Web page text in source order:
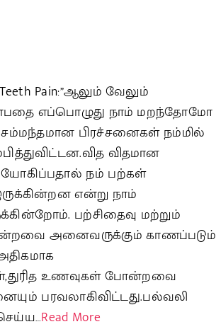
Pain:”ஆலும் வேலும்
எப்பொழுது நாம் மறந்தோமோ
பிரச்சனைகள் நம்மில்
விதமான
நம் பற்கள்
என்று நாம்
பற்சிதைவு மற்றும்
அனைவருக்கும் காணப்படும்
உணவுகள் போன்றவை
பரவலாகிவிட்டது.பல்வலி
Read More